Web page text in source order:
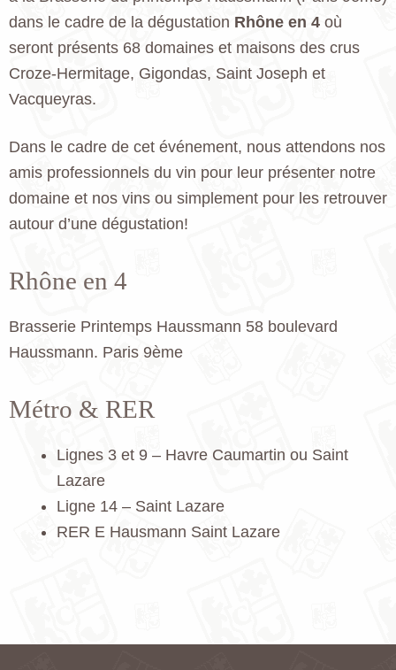
dans le cadre de la dégustation Rhône en 4 où
seront présents 68 domaines et maisons des crus
Croze-Hermitage, Gigondas, Saint Joseph et
Vacqueyras.
Dans le cadre de cet événement, nous attendons nos
amis professionnels du vin pour leur présenter notre
domaine et nos vins ou simplement pour les retrouver
autour d’une dégustation!
Rhône en 4
Brasserie Printemps Haussmann 58 boulevard
Haussmann. Paris 9ème
Métro & RER
Lignes 3 et 9 – Havre Caumartin ou Saint
Lazare
Ligne 14 – Saint Lazare
RER E Hausmann Saint Lazare